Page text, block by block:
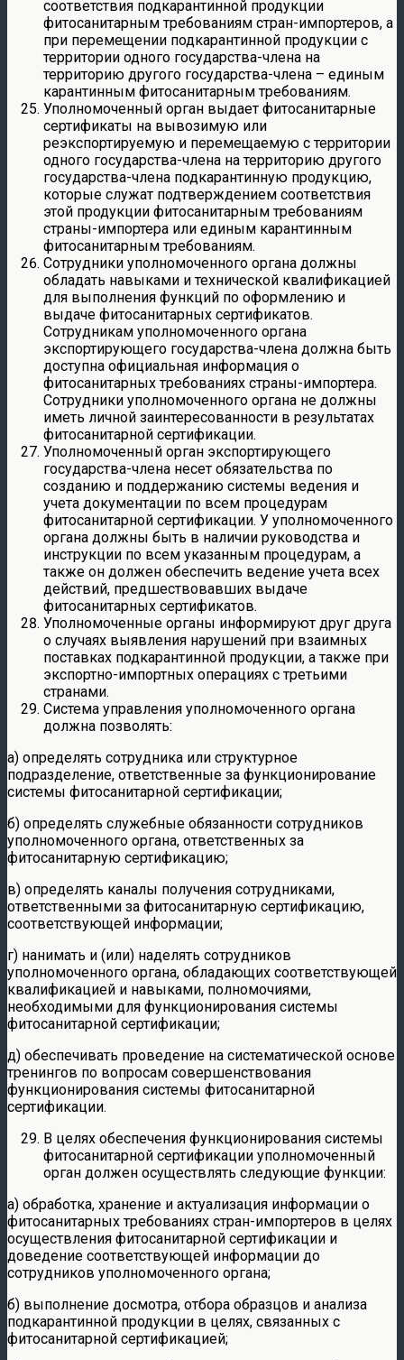
соответствия подкарантинной продукции
фитосанитарным требованиям стран-импортеров, а
при перемещении подкарантинной продукции с
территории одного государства-члена на
территорию другого государства-члена – единым
карантинным фитосанитарным требованиям.
Уполномоченный орган выдает фитосанитарные
сертификаты на вывозимую или
реэкспортируемую и перемещаемую с территории
одного государства-члена на территорию другого
государства-члена подкарантинную продукцию,
которые служат подтверждением соответствия
этой продукции фитосанитарным требованиям
страны-импортера или единым карантинным
фитосанитарным требованиям.
Сотрудники уполномоченного органа должны
обладать навыками и технической квалификацией
для выполнения функций по оформлению и
выдаче фитосанитарных сертификатов.
Сотрудникам уполномоченного органа
экспортирующего государства-члена должна быть
доступна официальная информация о
фитосанитарных требованиях страны-импортера.
Сотрудники уполномоченного органа не должны
иметь личной заинтересованности в результатах
фитосанитарной сертификации.
Уполномоченный орган экспортирующего
государства-члена несет обязательства по
созданию и поддержанию системы ведения и
учета документации по всем процедурам
фитосанитарной сертификации. У уполномоченного
органа должны быть в наличии руководства и
инструкции по всем указанным процедурам, а
также он должен обеспечить ведение учета всех
действий, предшествовавших выдаче
фитосанитарных сертификатов.
Уполномоченные органы информируют друг друга
о случаях выявления нарушений при взаимных
поставках подкарантинной продукции, а также при
экспортно-импортных операциях с третьими
странами.
Система управления уполномоченного органа
должна позволять:
а) определять сотрудника или структурное
подразделение, ответственные за функционирование
системы фитосанитарной сертификации;
б) определять служебные обязанности сотрудников
уполномоченного органа, ответственных за
фитосанитарную сертификацию;
в) определять каналы получения сотрудниками,
ответственными за фитосанитарную сертификацию,
соответствующей информации;
г) нанимать и (или) наделять сотрудников
уполномоченного органа, обладающих соответствующей
квалификацией и навыками, полномочиями,
необходимыми для функционирования системы
фитосанитарной сертификации;
д) обеспечивать проведение на систематической основе
тренингов по вопросам совершенствования
функционирования системы фитосанитарной
сертификации.
В целях обеспечения функционирования системы
фитосанитарной сертификации уполномоченный
орган должен осуществлять следующие функции:
а) обработка, хранение и актуализация информации о
фитосанитарных требованиях стран-импортеров в целях
осуществления фитосанитарной сертификации и
доведение соответствующей информации до
сотрудников уполномоченного органа;
б) выполнение досмотра, отбора образцов и анализа
подкарантинной продукции в целях, связанных с
фитосанитарной сертификацией;